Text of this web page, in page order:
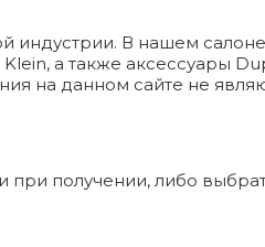
индустрии. В нашем
а также аксессуары
на данном сайте не
при получении, либо